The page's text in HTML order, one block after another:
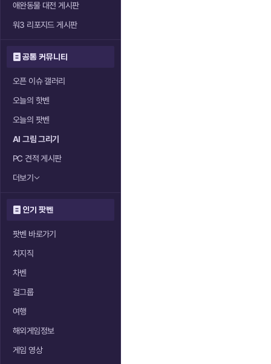
애완동물 대전 게시판
워3 리포지드 게시판
공통 커뮤니티
오픈 이슈 갤러리
오늘의 핫벤
오늘의 팟벤
AI 그림 그리기
PC 견적 게시판
더보기
인기 팟벤
팟벤 바로가기
치지직
차벤
걸그룹
여행
해외게임정보
게임 영상